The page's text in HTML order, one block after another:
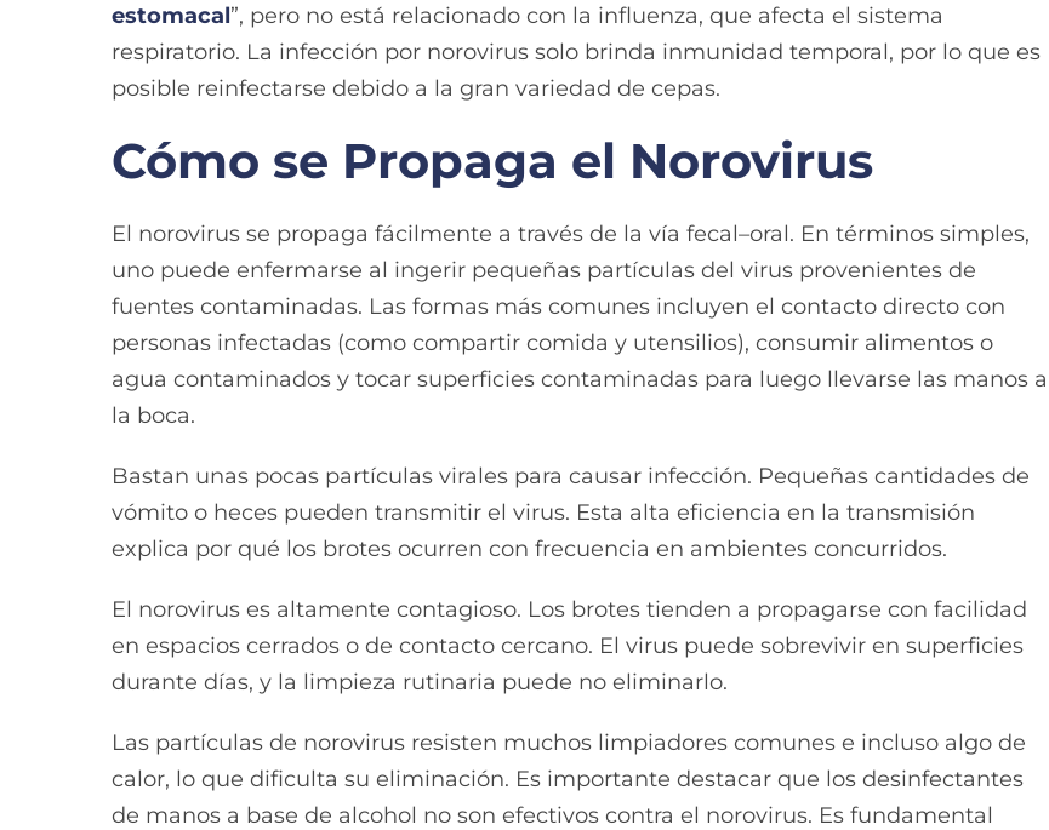
estomacal”, pero no está relacionado con la influenza, que afecta el sistema
respiratorio. La infección por norovirus solo brinda inmunidad temporal, por lo que es
posible reinfectarse debido a la gran variedad de cepas.
Cómo se Propaga el Norovirus
El norovirus se propaga fácilmente a través de la vía fecal–oral. En términos simples,
uno puede enfermarse al ingerir pequeñas partículas del virus provenientes de
fuentes contaminadas. Las formas más comunes incluyen el contacto directo con
personas infectadas (como compartir comida y utensilios), consumir alimentos o
agua contaminados y tocar superficies contaminadas para luego llevarse las manos a
la boca.
Bastan unas pocas partículas virales para causar infección. Pequeñas cantidades de
vómito o heces pueden transmitir el virus. Esta alta eficiencia en la transmisión
explica por qué los brotes ocurren con frecuencia en ambientes concurridos.
El norovirus es altamente contagioso. Los brotes tienden a propagarse con facilidad
en espacios cerrados o de contacto cercano. El virus puede sobrevivir en superficies
durante días, y la limpieza rutinaria puede no eliminarlo.
Las partículas de norovirus resisten muchos limpiadores comunes e incluso algo de
calor, lo que dificulta su eliminación. Es importante destacar que los desinfectantes
de manos a base de alcohol no son efectivos contra el norovirus. Es fundamental